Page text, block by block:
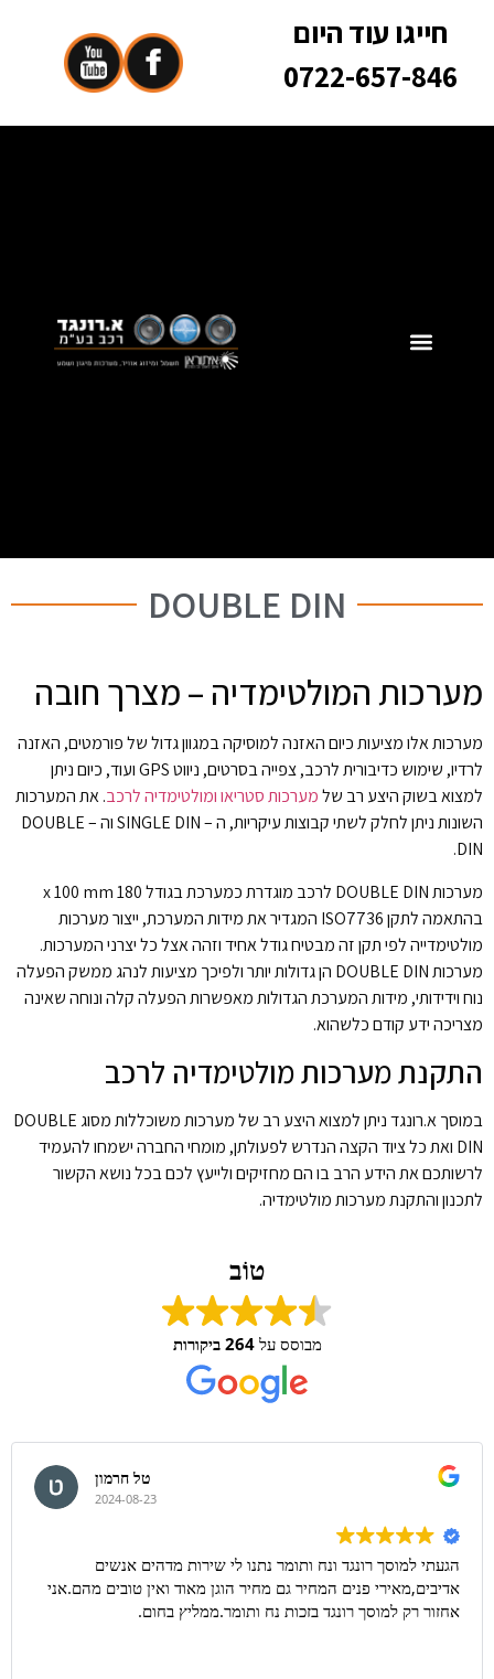
חייגו עוד היום
0722-657-846
DOUBLE DIN
מערכות המולטימדיה – מצרך חובה
מערכות אלו מציעות כיום האזנה למוסיקה במגוון גדול של פורמטים, האזנה
לרדיו, שימוש כדיבורית לרכב, צפייה בסרטים, ניווט GPS ועוד, כיום ניתן
למצוא בשוק היצע רב שלמערכות סטריאו ומולטימדיה לרכב. את המערכות
השונות ניתן לחלק לשתי קבוצות עיקריות, ה – SINGLE DIN וה – DOUBLE
DIN.
מערכות DOUBLE DIN לרכב מוגדרת כמערכת בגודל 180 x 100 mm
בהתאמה לתקן ISO7736 המגדיר את מידות המערכת, ייצור מערכות
מולטימדייה לפי תקן זה מבטיח גודל אחיד וזהה אצל כל יצרני המערכות.
מערכות DOUBLE DIN הן גדולות יותר ולפיכך מציעות לנהג ממשק הפעלה
נוח וידידותי, מידות המערכת הגדולות מאפשרות הפעלה קלה ונוחה שאינה
מצריכה ידע קודם כלשהוא.
התקנת מערכות מולטימדיה לרכב
במוסך א.רונגד ניתן למצוא היצע רב של מערכות משוכללות מסוג DOUBLE
DIN ואת כל ציוד הקצה הנדרש לפעולתן, מומחי החברה ישמחו להעמיד
לרשותכם את הידע הרב בו הם מחזיקים ולייעץ לכם בכל נושא הקשור
לתכנון והתקנת מערכות מולטימדיה.
טוֹב
מבוסס על264 ביקורות
טל חרמון
2024-08-23
הגעתי למוסך רונגד ונח ותומר נתנו לי שירות מדהים אנשים
אדיבים,מאירי פנים המחיר גם מחיר הוגן מאוד ואין טובים מהם.אני
אחזור רק למוסך רונגד בזכות נח ותומר.ממליץ בחום.